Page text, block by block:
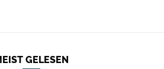
GELESEN